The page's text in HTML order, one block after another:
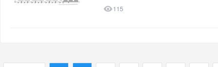
115